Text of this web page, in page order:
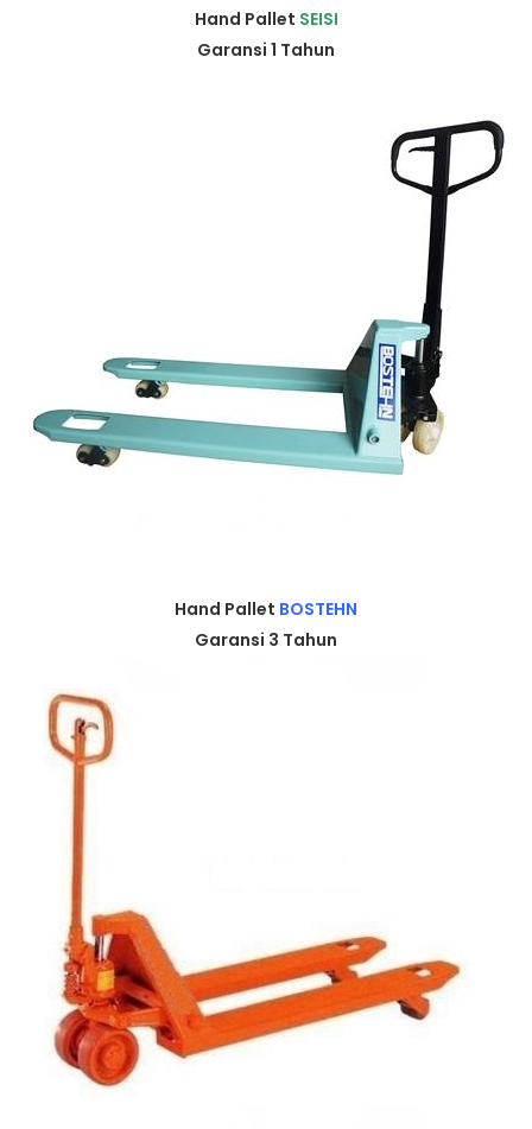
Hand Pallet SEISI
Garansi 1 Tahun
Hand Pallet BOSTEHN
Garansi 3 Tahun